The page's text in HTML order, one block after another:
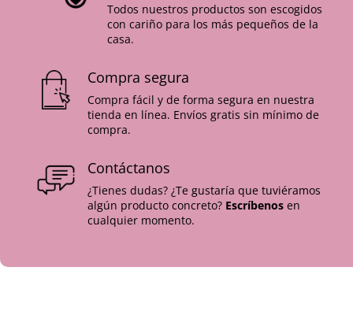
Todos nuestros productos son escogidos
con cariño para los más pequeños de la
casa.
Compra segura
Compra fácil y de forma segura en nuestra
tienda en línea. Envíos gratis sin mínimo de
compra.
Contáctanos
¿Tienes dudas? ¿Te gustaría que tuviéramos
algún producto concreto? Escríbenos en
cualquier momento.